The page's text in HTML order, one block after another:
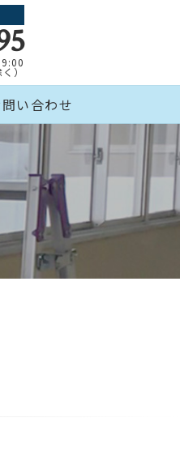
）
い合わせ